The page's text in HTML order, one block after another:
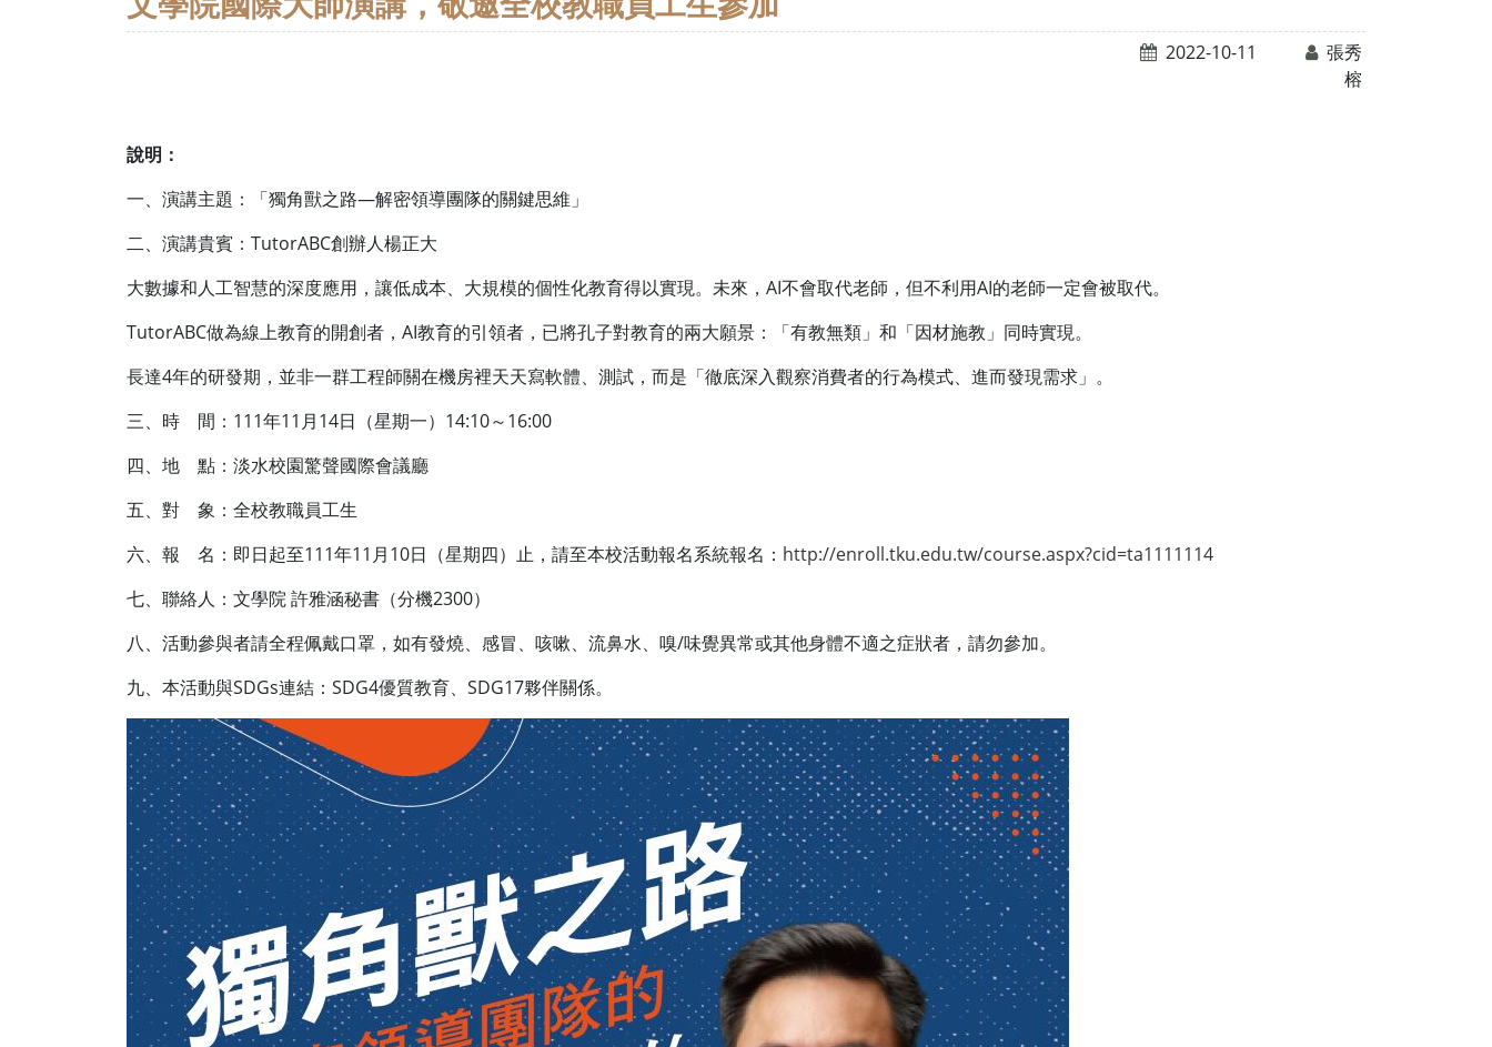
2022-10-11
張秀
榕
說明：
一、演講主題：「獨角獸之路—解密領導團隊的關鍵思維」
二、演講貴賓：TutorABC創辦人楊正大
大數據和人工智慧的深度應用，讓低成本、大規模的個性化教育得以實現。未來，AI不會取代老師，但不利用AI的老師一定會被取代。
TutorABC做為線上教育的開創者，AI教育的引領者，已將孔子對教育的兩大願景：「有教無類」和「因材施教」同時實現。
長達4年的研發期，並非一群工程師關在機房裡天天寫軟體、測試，而是「徹底深入觀察消費者的行為模式、進而發現需求」。
三、時 間：111年11月14日（星期一）14:10～16:00
四、地 點：淡水校園驚聲國際會議廳
五、對 象：全校教職員工生
六、報 名：即日起至111年11月10日（星期四）止，請至本校活動報名系統報名： http://enroll.tku.edu.tw/course.aspx?cid=ta1111114
七、聯絡人：文學院 許雅涵秘書（分機2300）
八、活動參與者請全程佩戴口罩，如有發燒、感冒、咳嗽、流鼻水、嗅/味覺異常或其他身體不適之症狀者，請勿參加。
九、本活動與SDGs連結：SDG4優質教育、SDG17夥伴關係。